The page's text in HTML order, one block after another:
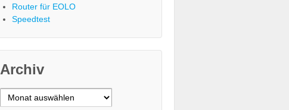
Router für EOLO
Speedtest
Archiv
Archiv